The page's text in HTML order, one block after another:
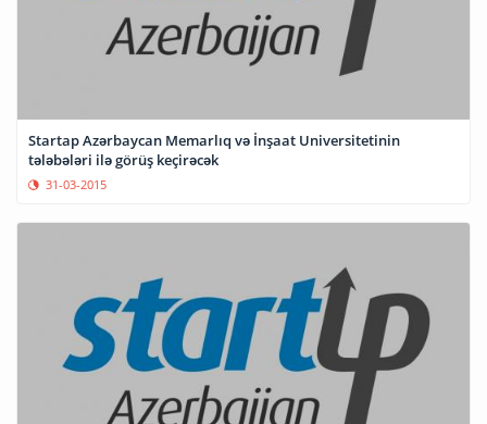
Startap Azərbaycan Memarlıq və İnşaat Universitetinin
tələbələri ilə görüş keçirəcək
31-03-2015